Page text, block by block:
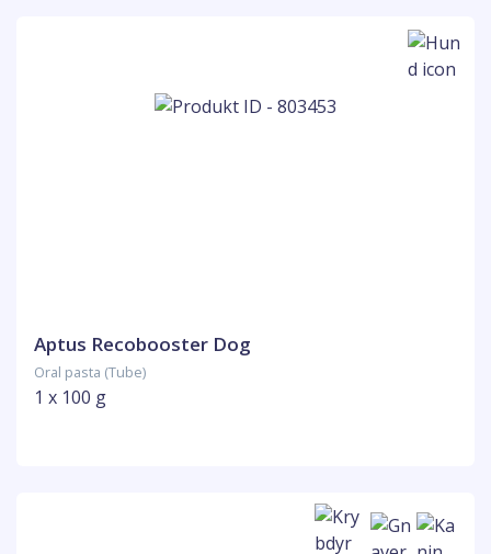
Aptus Recobooster Dog
Oral pasta (Tube)
1 x 100 g